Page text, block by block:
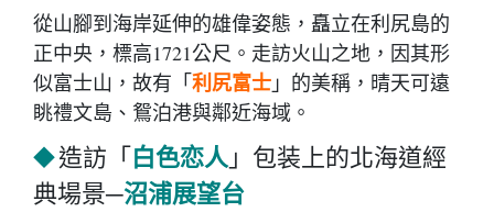
從山腳到海岸延伸的雄偉姿態，矗立在利尻島的
正中央，標高1721公尺。走訪火山之地，因其形
似富士山，故有「利尻富士 」的美稱，晴天可遠
眺禮文島、鴛泊港與鄰近海域。
◆造訪「白色恋人」包装上的北海道經
典場景─沼浦展望台